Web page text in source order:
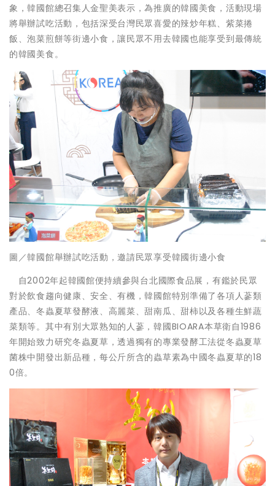
象，韓國館總召集人金聖美表示，為推廣的韓國美食，活動現場
將舉辦試吃活動，包括深受台灣民眾喜愛的辣炒年糕、紫菜捲
飯、泡菜煎餅等街邊小食，讓民眾不用去韓國也能享受到最傳統
的韓國美食。
圖／韓國館舉辦試吃活動，邀請民眾享受韓國街邊小食
自2002年起韓國館便持續參與台北國際食品展，有鑑於民眾
對於飲食趨向健康、安全、有機，韓國館特別準備了各項人蔘類
產品、冬蟲夏草發酵液、高麗菜、甜南瓜、甜柿以及各種生鮮蔬
菜類等。其中有別大眾熟知的人蔘，韓國BIOARA本草衛自1986
年開始致力研究冬蟲夏草，透過獨有的專業發酵工法從冬蟲夏草
菌株中開發出新品種，每公斤所含的蟲草素為中國冬蟲夏草的18
0倍。